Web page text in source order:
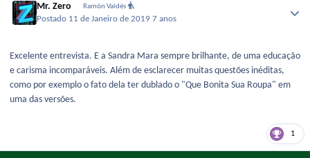
Mr. Zero Ramón Valdés
Postado 11 de Janeiro de 2019 7 anos
Excelente entrevista. E a Sandra Mara sempre brilhante, de uma educação
e carisma incomparáveis. Além de esclarecer muitas questões inéditas,
como por exemplo o fato dela ter dublado o "Que Bonita Sua Roupa" em
uma das versões.
1